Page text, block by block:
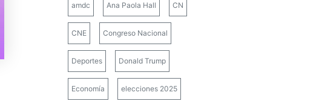
amdc Ana Paola Hall CN
CNE Congreso Nacional
Deportes Donald Trump
Economía elecciones 2025